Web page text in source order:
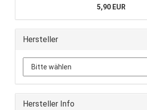
5,90 EUR
Hersteller
Hersteller Info